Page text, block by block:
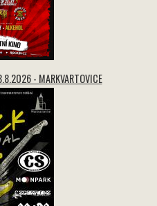
- MARKVARTOVICE